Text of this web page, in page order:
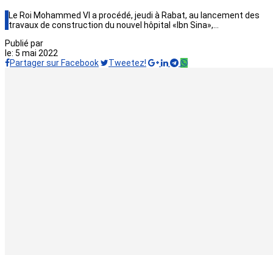
Le Roi Mohammed VI a procédé, jeudi à Rabat, au lancement des
travaux de construction du nouvel hôpital «Ibn Sina»,…
Publié par
le: 5 mai 2022
Partager sur Facebook
Tweetez!